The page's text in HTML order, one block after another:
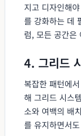
지고 디자인해
를 강화하는 데
럼, 모든 공간은
4. 그리드
복잡한 패턴에
해 그리드 시스
소와 여백의 배
를 유지하면서